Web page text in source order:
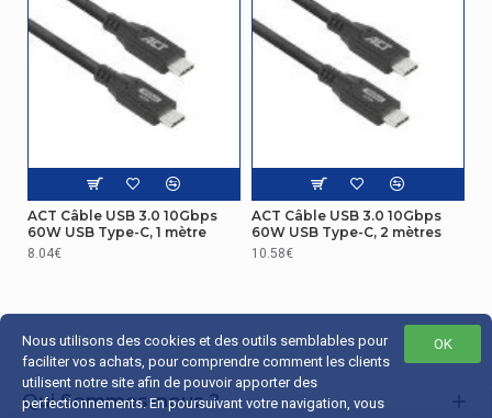
Connectivité
Mode alternatif de
DisplayPort USB
Capacité de
puissance USB
(révision 2.0)
Transmition des données
maximal
Autres caractéristiques
ACT Câble USB 3.0 10Gbps
60W USB Type-C, 1 mètre
8.04€
ACT Câble USB 3.0 10Gbps
60W USB Type-C, 2 mètres
10.58€
Qui Sommes-nous ?
OK
Nous utilisons des cookies et des outils semblables pour
faciliter vos achats, pour comprendre comment les clients
utilisent notre site afin de pouvoir apporter des
perfectionnements. En poursuivant votre navigation, vous